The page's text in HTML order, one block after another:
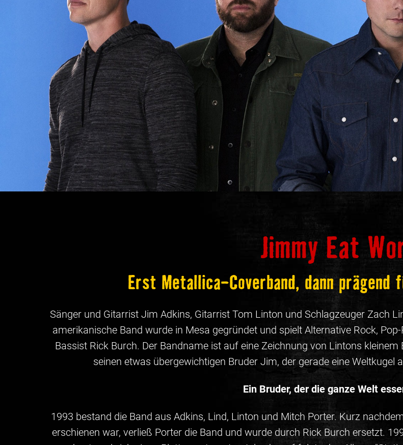
Jimmy Eat
Erst Metallica-Coverband, dann prägend
Sänger und Gitarrist Jim Adkins, Gitarrist Tom Linton und Schlagzeuger Zach
amerikanische Band wurde in Mesa gegründet und spielt Alternative Rock,
Bassist Rick Burch. Der Bandname ist auf eine Zeichnung von Lintons
seinen etwas übergewichtigen Bruder Jim, der gerade eine Weltkugel
Ein Bruder, der die ganze Welt
1993 bestand die Band aus Adkins, Lind, Linton und Mitch Porter. Kurz
erschienen war, verließ Porter die Band und wurde durch Rick Burch ersetzt.